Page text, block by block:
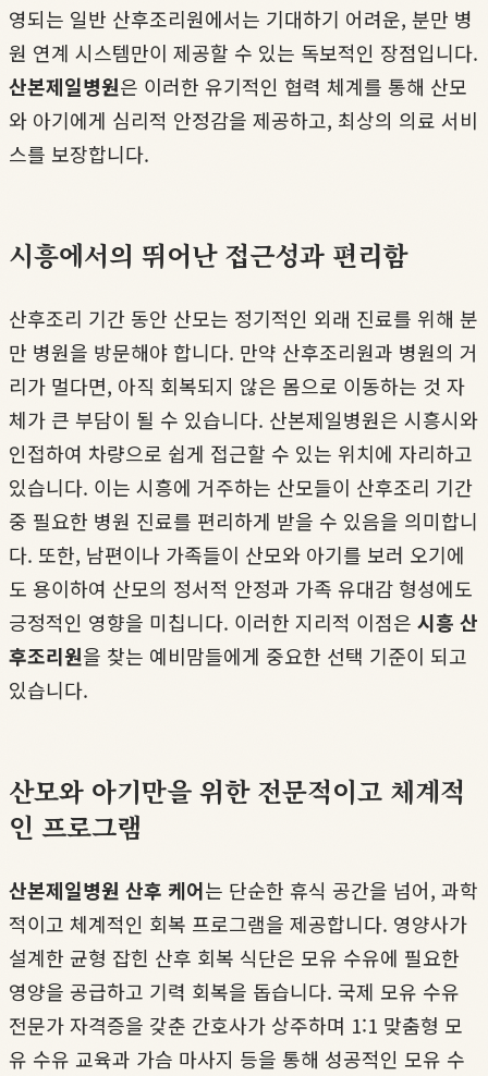
영되는 일반 산후조리원에서는 기대하기 어려운, 분만 병
원 연계 시스템만이 제공할 수 있는 독보적인 장점입니다.
산본제일병원은 이러한 유기적인 협력 체계를 통해 산모
와 아기에게 심리적 안정감을 제공하고, 최상의 의료 서비
스를 보장합니다.
시흥에서의 뛰어난 접근성과 편리함
산후조리 기간 동안 산모는 정기적인 외래 진료를 위해 분
만 병원을 방문해야 합니다. 만약 산후조리원과 병원의 거
리가 멀다면, 아직 회복되지 않은 몸으로 이동하는 것 자
체가 큰 부담이 될 수 있습니다. 산본제일병원은 시흥시와
인접하여 차량으로 쉽게 접근할 수 있는 위치에 자리하고
있습니다. 이는 시흥에 거주하는 산모들이 산후조리 기간
중 필요한 병원 진료를 편리하게 받을 수 있음을 의미합니
다. 또한, 남편이나 가족들이 산모와 아기를 보러 오기에
도 용이하여 산모의 정서적 안정과 가족 유대감 형성에도
긍정적인 영향을 미칩니다. 이러한 지리적 이점은 시흥 산
후조리원을 찾는 예비맘들에게 중요한 선택 기준이 되고
있습니다.
산모와 아기만을 위한 전문적이고 체계적
인 프로그램
산본제일병원 산후 케어는 단순한 휴식 공간을 넘어, 과학
적이고 체계적인 회복 프로그램을 제공합니다. 영양사가
설계한 균형 잡힌 산후 회복 식단은 모유 수유에 필요한
영양을 공급하고 기력 회복을 돕습니다. 국제 모유 수유
전문가 자격증을 갖춘 간호사가 상주하며 1:1 맞춤형 모
유 수유 교육과 가슴 마사지 등을 통해 성공적인 모유 수